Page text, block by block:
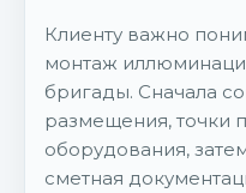
Клиенту важно
монтаж
бригады. Сначала
размещения, точки
оборудования,
сметная